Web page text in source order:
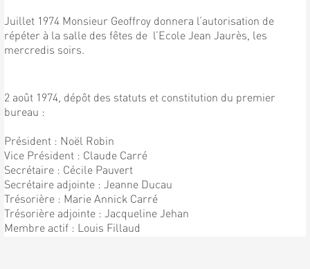
Juillet 1974 Monsieur Geoffroy donnera l’autorisation de
répéter à la salle des fêtes de l’Ecole Jean Jaurès, les
mercredis soirs.
2 août 1974, dépôt des statuts et constitution du premier
bureau :
Président : Noël Robin
Vice Président : Claude Carré
Secrétaire : Cécile Pauvert
Secrétaire adjointe : Jeanne Ducau
Trésorière : Marie Annick Carré
Trésorière adjointe : Jacqueline Jehan
Membre actif : Louis Fillaud